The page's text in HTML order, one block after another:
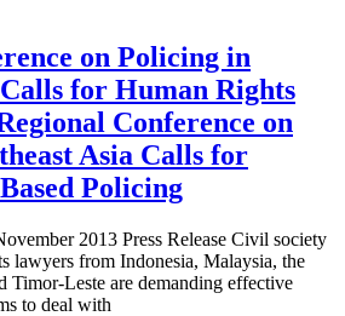
on Policing in
for Human Rights
Conference on
Asia Calls for
Policing
2013 Press Release Civil society
lawyers from Indonesia, Malaysia, the
Timor-Leste are demanding effective
to deal with